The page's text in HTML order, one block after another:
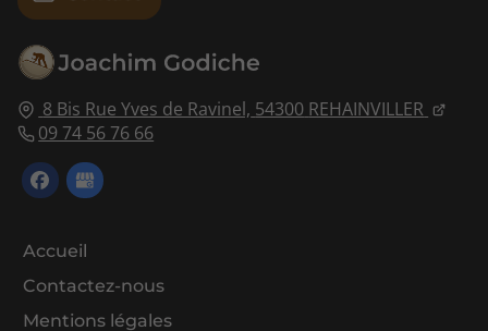
8 Bis Rue Yves de Ravinel, 54300 REHAINVILLER
09 74 56 76 66
Accueil
Contactez-nous
Mentions légales